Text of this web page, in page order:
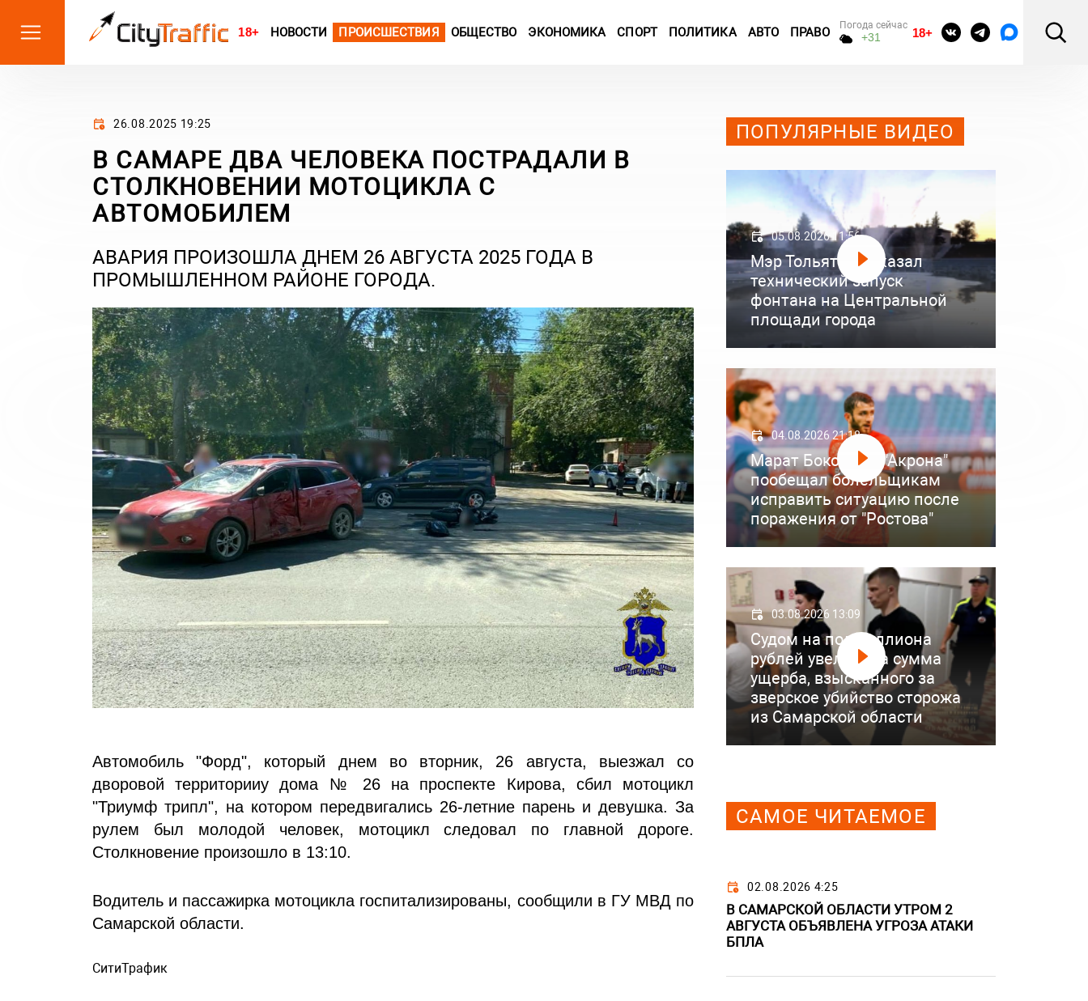
18+ НОВОСТИ ПРОИСШЕСТВИЯ ОБЩЕСТВО ЭКОНОМИКА СПОРТ ПОЛИТИКА АВТО ПРАВО Погода сейчас
+31 18+
26.08.2025 19:25
В САМАРЕ ДВА ЧЕЛОВЕКА ПОСТРАДАЛИ В
СТОЛКНОВЕНИИ МОТОЦИКЛА С
АВТОМОБИЛЕМ
АВАРИЯ ПРОИЗОШЛА ДНЕМ 26 АВГУСТА 2025 ГОДА В
ПРОМЫШЛЕННОМ РАЙОНЕ ГОРОДА.
Автомобиль "Форд", который днем во вторник, 26 августа, выезжал со
дворовой территорииу дома № 26 на проспекте Кирова, сбил мотоцикл
"Триумф трипл", на котором передвигались 26-летние парень и девушка. За
рулем был молодой человек, мотоцикл следовал по главной дороге.
Столкновение произошло в 13:10.
Водитель и пассажирка мотоцикла госпитализированы, сообщили в ГУ МВД по
Самарской области.
СитиТрафик
ПОПУЛЯРНЫЕ ВИДЕО
05.08.2026 11:56
Мэр Тольятти показал
технический запуск
фонтана на Центральной
площади города
04.08.2026 21:18
Марат Бокоев из "Акрона"
пообещал болельщикам
исправить ситуацию после
поражения от "Ростова"
03.08.2026 13:09
Судом на полмиллиона
рублей увеличена сумма
ущерба, взысканного за
зверское убийство сторожа
из Самарской области
САМОЕ ЧИТАЕМОЕ
02.08.2026 4:25
В САМАРСКОЙ ОБЛАСТИ УТРОМ 2
АВГУСТА ОБЪЯВЛЕНА УГРОЗА АТАКИ
БПЛА